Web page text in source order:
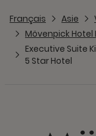
Français Asie
Mövenpick Hotel
Executive Suite
5 Star Hotel